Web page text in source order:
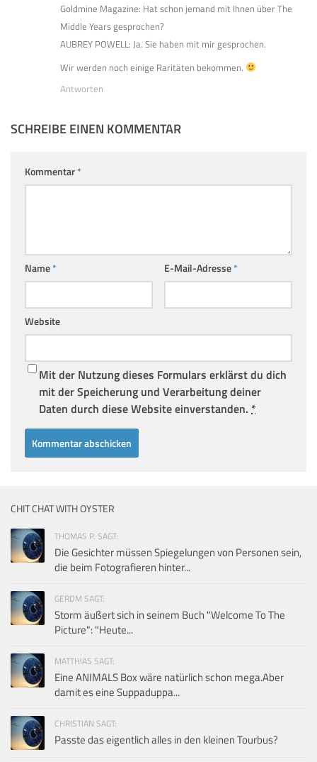
Goldmine Magazine: Hat schon jemand mit Ihnen über The
Middle Years gesprochen?
AUBREY POWELL: Ja. Sie haben mit mir gesprochen.
Wir werden noch einige Raritäten bekommen.
Antworten
SCHREIBE EINEN KOMMENTAR
Kommentar*
Name* E-Mail-Adresse*
Website
Mit der Nutzung dieses Formulars erklärst du dich
mit der Speicherung und Verarbeitung deiner
Daten durch diese Website einverstanden. *
CHIT CHAT WITH OYSTER
THOMAS P. SAGT:
Die Gesichter müssen Spiegelungen von Personen sein,
die beim Fotografieren hinter...
GERDM SAGT:
Storm äußert sich in seinem Buch "Welcome To The
Picture": "Heute...
MATTHIAS SAGT:
Eine ANIMALS Box wäre natürlich schon mega.Aber
damit es eine Suppaduppa...
CHRISTIAN SAGT:
Passte das eigentlich alles in den kleinen Tourbus?